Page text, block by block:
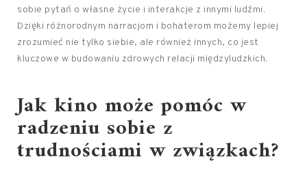
sobie pytań o własne życie i interakcje z innymi ludźmi.
Dzięki różnorodnym narracjom i bohaterom możemy lepiej
zrozumieć nie tylko siebie, ale również innych, co jest
kluczowe w budowaniu zdrowych relacji międzyludzkich.
Jak kino może pomóc w
radzeniu sobie z
trudnościami w związkach?